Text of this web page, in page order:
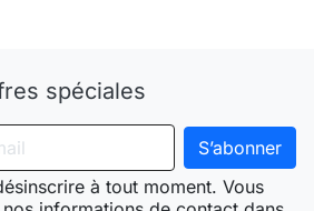
spéciales
à tout moment. Vous